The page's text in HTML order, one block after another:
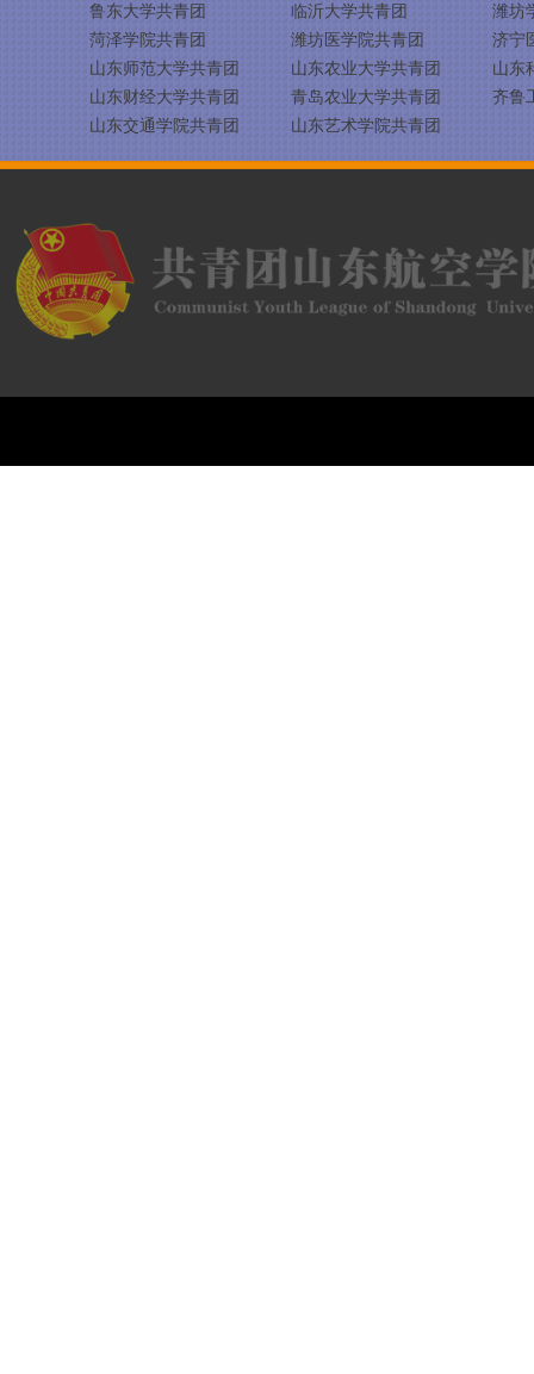
鲁东大学共青团 临沂大学共青团
潍坊
菏泽学院共青团
潍坊医学院共青团
济宁
山东师范大学共青团
山东农业大学共青团
山东
山东财经大学共青团
青岛农业大学共青团
齐鲁
山东交通学院共青团
山东艺术学院共青团